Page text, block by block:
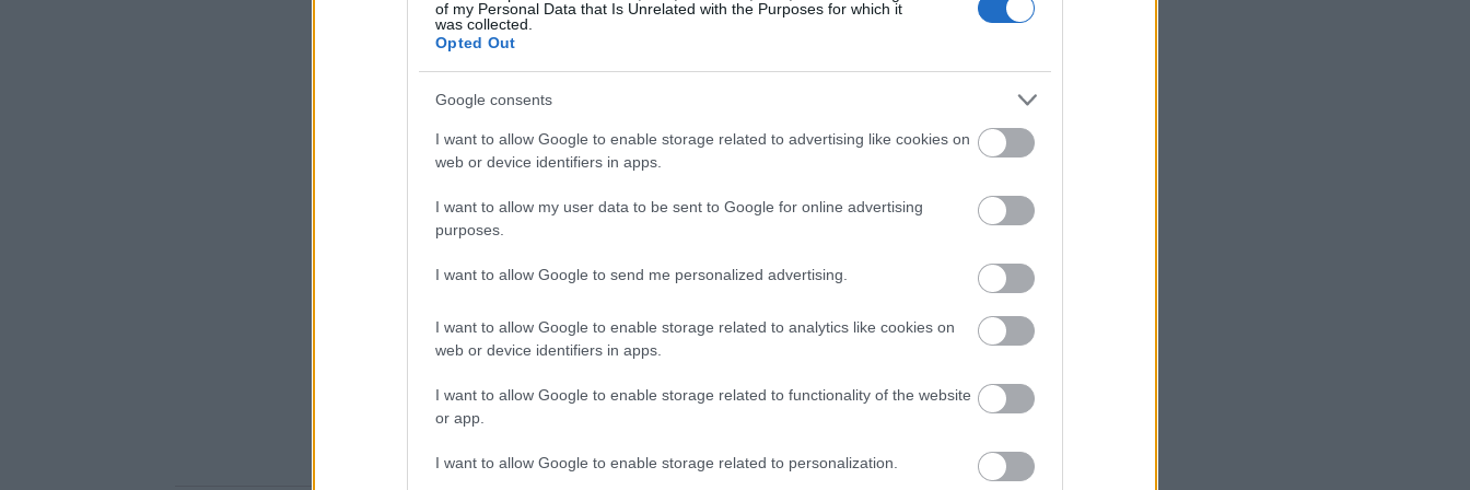
of my Personal Data that Is Unrelated with the Purposes for which it
was collected.
Opted Out
Google consents
I want to allow Google to enable storage related to advertising like cookies on
web or device identifiers in apps.
I want to allow my user data to be sent to Google for online advertising
purposes.
I want to allow Google to send me personalized advertising.
I want to allow Google to enable storage related to analytics like cookies on
web or device identifiers in apps.
I want to allow Google to enable storage related to functionality of the website
or app.
I want to allow Google to enable storage related to personalization.
Τουρνάς: Πάνω από 400 πυρκαγιές σε
παραγωγού υποχώρησε σε χαμηλό
τριμήνου τον Ιούλιο
ΗΠΑ: Η Γερουσία προωθεί ιστορικό
Προς εκτύπωση το πολλαπλό βιβλίο
εμπορικό ισοζύγιο με την Κίνα
Τουρκία: Ζητεί από τη Ρωσία και την
Ουκρανία «μορατόριουμ» στις